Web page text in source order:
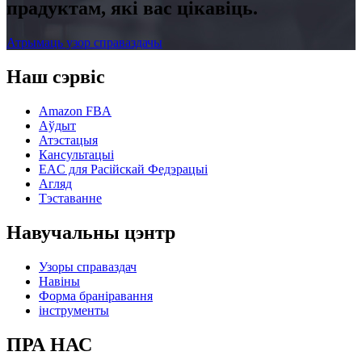
прадуктам, які вас цікавіць.
Атрымаць узор справаздачы
Наш сэрвіс
Amazon FBA
Аўдыт
Атэстацыя
Кансультацыі
EAC для Расійскай Федэрацыі
Агляд
Тэставанне
Навучальны цэнтр
Узоры справаздач
Навіны
Форма браніравання
інструменты
ПРА НАС